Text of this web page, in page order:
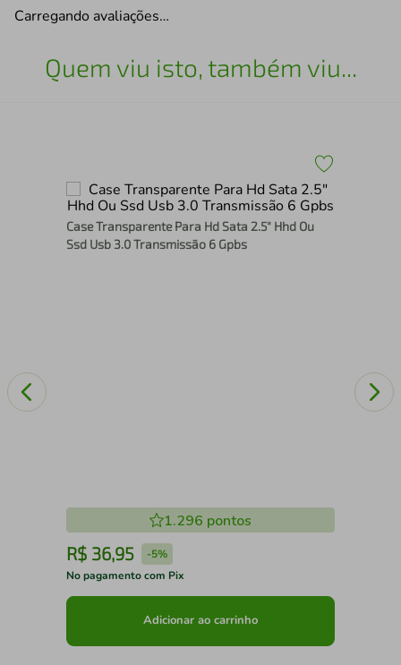
Carregando avaliações…
Quem viu isto, também viu...
Case Transparente Para Hd Sata 2.5" Hhd Ou
Ssd Usb 3.0 Transmissão 6 Gpbs
1.296 pontos
R$ 36,95 -5%
No pagamento com Pix
Adicionar ao carrinho